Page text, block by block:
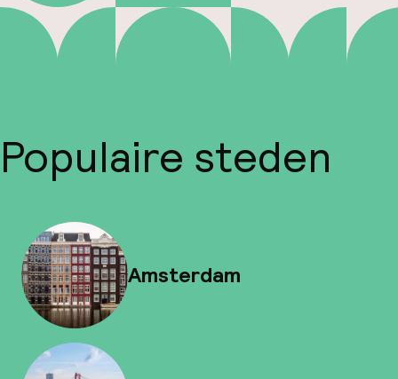
Populaire steden
Amsterdam